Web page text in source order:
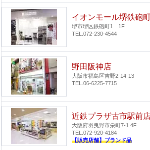
イオンモール堺鉄砲
堺市堺区鉄砲町1 1F
TEL.072-230-4544
野田阪神店
大阪市福島区吉野2-14-13
TEL.06-6225-7715
近鉄プラザ古市駅前
大阪府羽曳野市栄町7-1 4F
TEL.072-920-4184
【販売店舗】ブランド品